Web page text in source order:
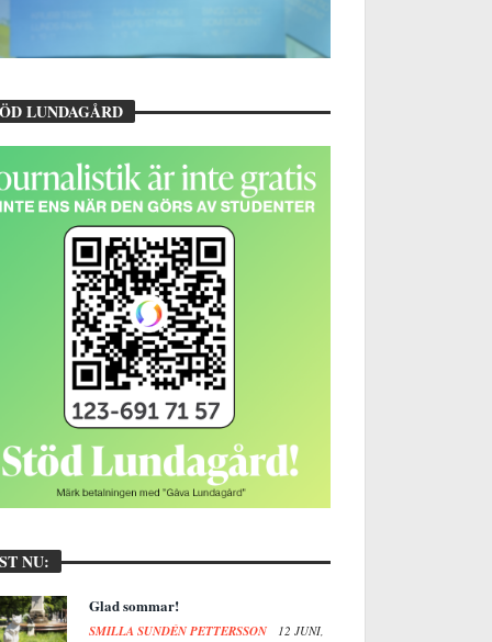
LUNDAGÅRD
NU:
Glad sommar!
SMILLA SUNDÉN PETTERSSON
12 JUNI,